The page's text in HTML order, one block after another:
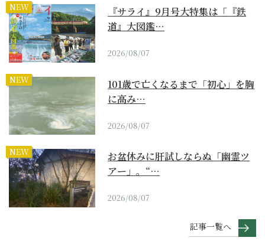
NEW
『サライ』9月号大特集は「『鉄
道』大図鑑…
2026/08/07
NEW
101歳で亡くなるまで「初心」を胸
に高み…
2026/08/07
NEW
お盆休みに肝試しならぬ「幽霊ツ
アー」。“…
2026/08/07
記事一覧へ